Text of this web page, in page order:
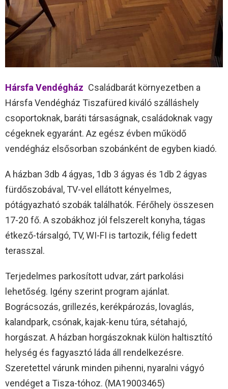
Hársfa Vendégház Családbarát környezetben a
Hársfa Vendégház Tiszafüred kiváló szálláshely
csoportoknak, baráti társaságnak, családoknak vagy
cégeknek egyaránt. Az egész évben működő
vendégház elsősorban szobánként de egyben kiadó.
A házban 3db 4 ágyas, 1db 3 ágyas és 1db 2 ágyas
fürdőszobával, TV-vel ellátott kényelmes,
pótágyazható szobák találhatók. Férőhely összesen
17-20 fő. A szobákhoz jól felszerelt konyha, tágas
étkező-társalgó, TV, WI-FI is tartozik, félig fedett
terasszal.
Terjedelmes parkosított udvar, zárt parkolási
lehetőség. Igény szerint program ajánlat.
Bográcsozás, grillezés, kerékpározás, lovaglás,
kalandpark, csónak, kajak-kenu túra, sétahajó,
horgászat. A házban horgászoknak külön haltisztító
helység és fagyasztó láda áll rendelkezésre.
Szeretettel várunk minden pihenni, nyaralni vágyó
vendéget a Tisza-tóhoz. (MA19003465)